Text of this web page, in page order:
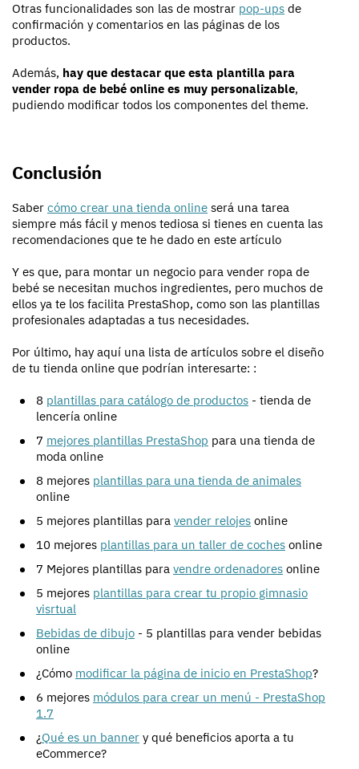
Otras funcionalidades son las de mostrar pop-ups de
confirmación y comentarios en las páginas de los
productos.
Además, hay que destacar que esta plantilla para
vender ropa de bebé online es muy personalizable,
pudiendo modificar todos los componentes del theme.
Conclusión
Saber cómo crear una tienda online será una tarea
siempre más fácil y menos tediosa si tienes en cuenta las
recomendaciones que te he dado en este artículo
Y es que, para montar un negocio para vender ropa de
bebé se necesitan muchos ingredientes, pero muchos de
ellos ya te los facilita PrestaShop, como son las plantillas
profesionales adaptadas a tus necesidades.
Por último, hay aquí una lista de artículos sobre el diseño
de tu tienda online que podrían interesarte: :
8 plantillas para catálogo de productos - tienda de
lencería online
7 mejores plantillas PrestaShop para una tienda de
moda online
8 mejores plantillas para una tienda de animales
online
5 mejores plantillas para vender relojes online
10 mejores plantillas para un taller de coches online
7 Mejores plantillas para vendre ordenadores online
5 mejores plantillas para crear tu propio gimnasio
visrtual
Bebidas de dibujo - 5 plantillas para vender bebidas
online
¿Cómo modificar la página de inicio en PrestaShop?
6 mejores módulos para crear un menú - PrestaShop
1.7
¿Qué es un banner y qué beneficios aporta a tu
eCommerce?